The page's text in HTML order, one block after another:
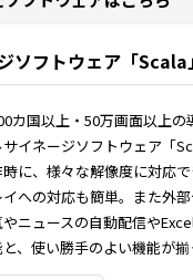
ソフトウェア「Scala」
カ国以上・50万画面以上の
イネージソフトウェア「
に、様々な解像度に対応で
への対応も簡単。また外
ニュースの自動配信や
、使い勝手のよい機能が揃